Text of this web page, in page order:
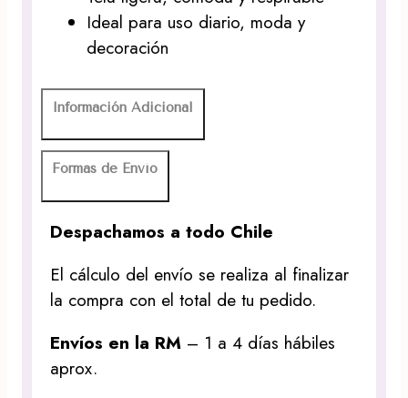
Ideal para uso diario, moda y
decoración
Información Adicional
Formas de Envío
Despachamos a todo Chile
El cálculo del envío se realiza al finalizar
la compra con el total de tu pedido.
Envíos en la RM – 1 a 4 días hábiles
aprox.